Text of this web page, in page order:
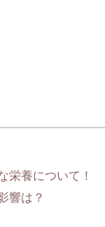
栄養について！
響は？